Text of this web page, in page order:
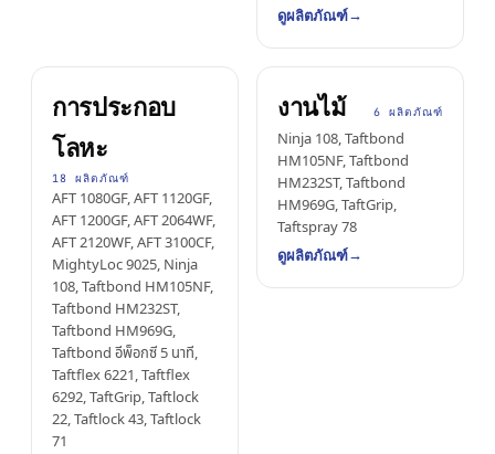
ดูผลิตภัณฑ์→
การประกอบ
โลหะ
18 ผลิตภัณฑ์
AFT 1080GF, AFT 1120GF,
AFT 1200GF, AFT 2064WF,
AFT 2120WF, AFT 3100CF,
MightyLoc 9025, Ninja
108, Taftbond HM105NF,
Taftbond HM232ST,
Taftbond HM969G,
Taftbond อีพ็อกซี 5 นาที,
Taftflex 6221, Taftflex
6292, TaftGrip, Taftlock
22, Taftlock 43, Taftlock
71
งานไม้ 6 ผลิตภัณฑ์
Ninja 108, Taftbond
HM105NF, Taftbond
HM232ST, Taftbond
HM969G, TaftGrip,
Taftspray 78
ดูผลิตภัณฑ์→